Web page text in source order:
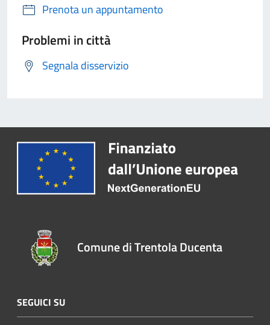
Prenota un appuntamento
Problemi in città
Segnala disservizio
Comune di Trentola Ducenta
SEGUICI SU